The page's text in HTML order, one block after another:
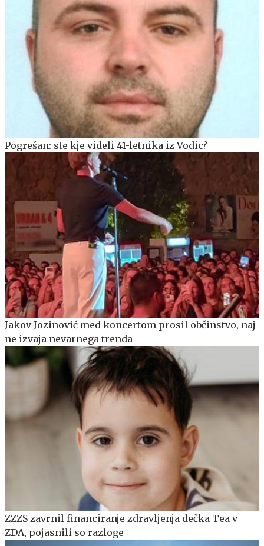
Pogrešan: ste kje videli 41-letnika iz Vodic?
Jakov Jozinović med koncertom prosil občinstvo, naj
ne izvaja nevarnega trenda
ZZZS zavrnil financiranje zdravljenja dečka Tea v
ZDA, pojasnili so razloge